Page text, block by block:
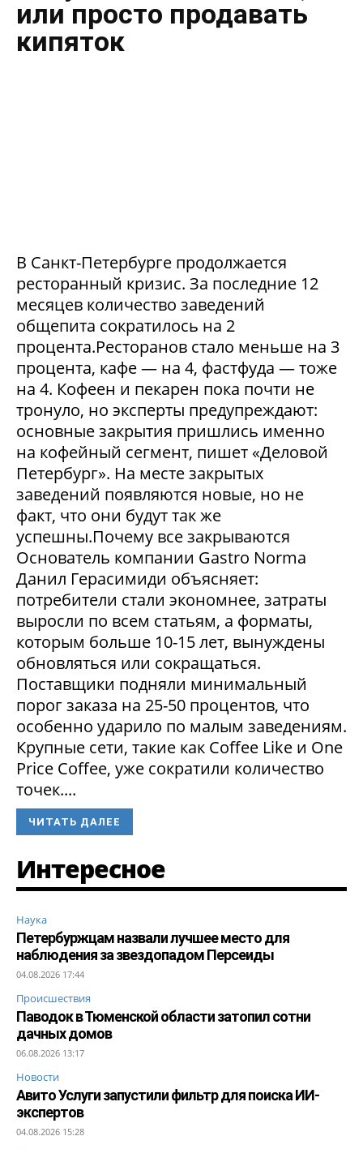
или просто продавать
кипяток
В Санкт-Петербурге продолжается
ресторанный кризис. За последние 12
месяцев количество заведений
общепита сократилось на 2
процента.Ресторанов стало меньше на 3
процента, кафе — на 4, фастфуда — тоже
на 4. Кофеен и пекарен пока почти не
тронуло, но эксперты предупреждают:
основные закрытия пришлись именно
на кофейный сегмент, пишет «Деловой
Петербург». На месте закрытых
заведений появляются новые, но не
факт, что они будут так же
успешны.Почему все закрываются
Основатель компании Gastro Norma
Данил Герасимиди объясняет:
потребители стали экономнее, затраты
выросли по всем статьям, а форматы,
которым больше 10-15 лет, вынуждены
обновляться или сокращаться.
Поставщики подняли минимальный
порог заказа на 25-50 процентов, что
особенно ударило по малым заведениям.
Крупные сети, такие как Coffee Like и One
Price Coffee, уже сократили количество
точек....
ЧИТАТЬ ДАЛЕЕ
Интересное
Наука
Петербуржцам назвали лучшее место для
наблюдения за звездопадом Персеиды
04.08.2026 17:44
Происшествия
Паводок в Тюменской области затопил сотни
дачных домов
06.08.2026 13:17
Новости
Авито Услуги запустили фильтр для поиска ИИ-
экспертов
04.08.2026 15:28